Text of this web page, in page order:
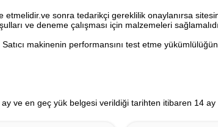
sonra tedarikçi gereklilik onaylanırsa
ve deneme çalışması için malzemeleri
makinenin performansını test etme
ve en geç yük belgesi verildiği tarihten itibaren 14 ay